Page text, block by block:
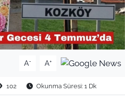
A- A+
102 Okunma Süresi: 1 Dk